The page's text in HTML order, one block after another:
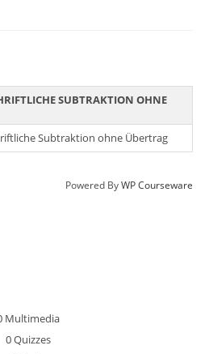
SUBTRAKTION OHNE
Subtraktion ohne Übertrag
Powered ByWP Courseware
Multimedia
0Quizzes